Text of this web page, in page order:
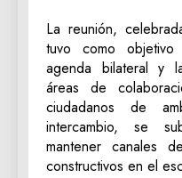
​La reunión,
tuvo como
agenda bilateral y
áreas de
ciudadanos de
intercambio, se
mantener canales
constructivos en el